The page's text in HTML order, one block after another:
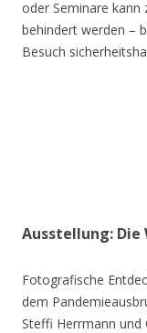
oder Seminare kann
behindert werden –
Besuch
Ausstellung:
Fotografische
dem
Steffi Herrmann und